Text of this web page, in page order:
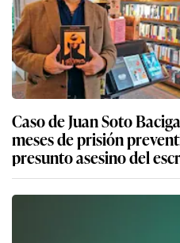
Caso de Juan Soto
meses de prisión
presunto asesino del